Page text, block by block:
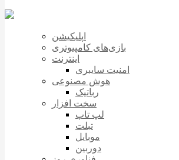
اپلیکیشن
بازی‌های کامپیوتری
اینترنت
امنیت سایبری
هوش مصنوعی
رباتیک
سخت افزار
لپ تاپ
تبلت
موبایل
دوربین